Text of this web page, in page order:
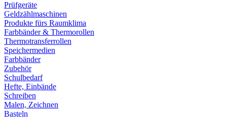
Prüfgeräte
Geldzählmaschinen
Produkte fürs Raumklima
Farbbänder & Thermorollen
Thermotransferrollen
Speichermedien
Farbbänder
Zubehör
Schulbedarf
Hefte, Einbände
Schreiben
Malen, Zeichnen
Basteln